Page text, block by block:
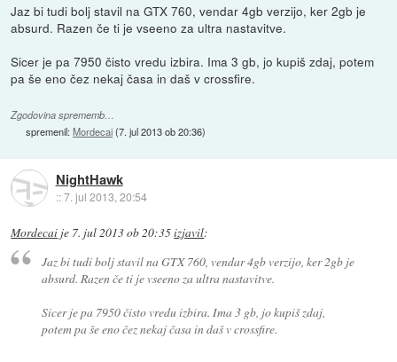
Jaz bi tudi bolj stavil na GTX 760, vendar 4gb verzijo, ker 2gb je
absurd. Razen če ti je vseeno za ultra nastavitve.
Sicer je pa 7950 čisto vredu izbira. Ima 3 gb, jo kupiš zdaj, potem
pa še eno čez nekaj časa in daš v crossfire.
Zgodovina sprememb…
spremenil:Mordecai(7. jul 2013 ob 20:36)
NightHawk
::7. jul 2013, 20:54
Mordecai je 7. jul 2013 ob 20:35izjavil:
Jaz bi tudi bolj stavil na GTX 760, vendar 4gb verzijo, ker 2gb je
absurd. Razen če ti je vseeno za ultra nastavitve.
Sicer je pa 7950 čisto vredu izbira. Ima 3 gb, jo kupiš zdaj,
potem pa še eno čez nekaj časa in daš v crossfire.